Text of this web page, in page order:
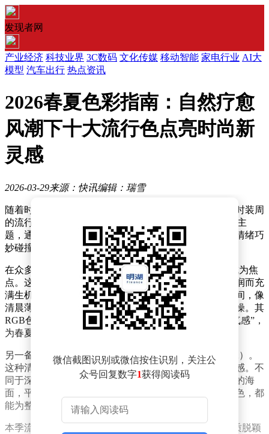
发现者网
产业经济 科技业界 3C数码 文化传媒 移动智能 家电行业 AI大
模型 汽车出行 热点资讯
2026春夏色彩指南：自然疗愈
风潮下十大流行色点亮时尚新
灵感
2026-03-29来源：快讯编辑：瑞雪
随着时尚圈对自然与都市融合的持续探索，2026年春夏时装周
的流行色趋势正式揭晓。本季以“棉麻疗愈·自然时尚”为主
题，通过多元色谱打破风格边界，将自然生命力与都市情绪巧
妙碰撞，为精致女孩们带来一场色彩盛宴。
在众多色彩中，金合欢色（PANTONE 13-0640TCX）成为焦
点。这种融合了绿色与黄色的色调，如同初春嫩芽般温润而充
满生机。低饱和、高明度的特性使其介于鹅黄与米白之间，像
清晨薄雾里的阳光洒在金合欢花上，柔而不寡、亮而不燥。其
RGB色值为（242,227,181），视觉上呈现出通透的“空气感”，
为春夏穿搭注入清新活力。
另一备受瞩目的色彩是海滨蓝（PANTONE 17-4041TCX）。
这种清透柔和的浅蓝色调，自带海风般的松弛感与高级感。不
同于深海蓝的深邃或亮蓝的刺眼，海滨蓝更像晴天午后的海
面，平静中带着治愈力量。无论是作为主色调还是点缀色，都
能为整体造型增添一份宁静与优雅。
本季流行色中，香瓜橙（Muskmelon）以温暖治愈的特质脱颖
微信截图识别或微信按住识别，关注公
众号回复数字1获得阅读码